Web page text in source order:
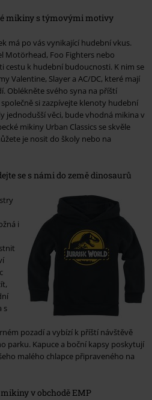
mikiny s týmovými motivy
má po vás vynikající hudební vkus.
Motörhead, Foo Fighters nebo
cestu k hudební budoucnosti. K nim se
Valentine, Slayer a AC/DC, které mají
Oblékněte svého syna na příští
si zazpívejte klenoty hudební
jednodušší věci, bude vhodná mikina v
mikiny Urban Classics se skvěle
je nosit do školy nebo na
se s námi do země dinosaurů
i
s
pozadí a vybízí k příští návštěvě
parku. Kapuce a boční kapsy poskytují
malého chlapce připraveného na
v obchodě EMP